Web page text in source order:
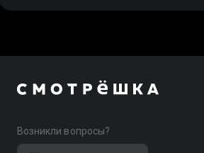
Возникли вопросы?